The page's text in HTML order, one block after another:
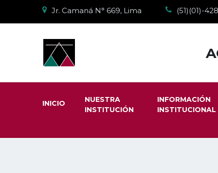
Jr. Camaná N° 669, Lima (51)(01)-
INICIO
NUESTRA
INSTITUCIÓN
INFORMACIÓN
INSTITUCIONAL